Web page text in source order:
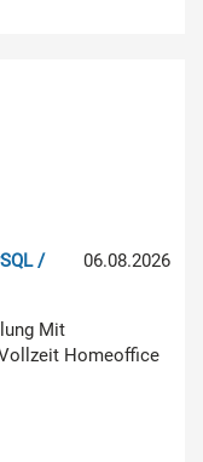
06.08.2026
/
Mit
Homeoffice